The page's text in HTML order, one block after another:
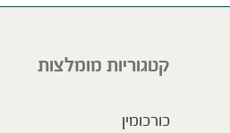
קטגוריות מומלצות
כורכומין